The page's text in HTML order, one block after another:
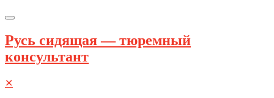
Русь сидящая — тюремный
консультант
✕